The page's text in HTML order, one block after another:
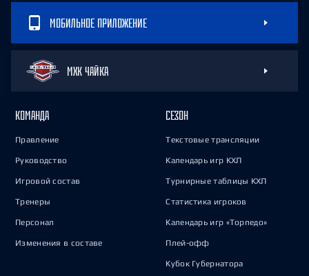
МОБИЛЬНОЕ ПРИЛОЖЕНИЕ
МХК ЧАЙКА
КОМАНДА
Правление
Руководство
Игровой состав
Тренеры
Персонал
Изменения в составе
СЕЗОН
Текстовые трансляции
Календарь игр КХЛ
Турнирные таблицы КХЛ
Статистика игроков
Календарь игр «Торпедо»
Плей-офф
Кубок Губернатора